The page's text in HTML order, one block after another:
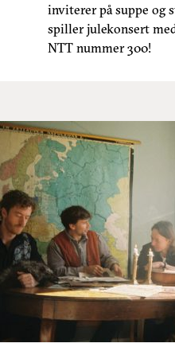
inviterer på suppe og
spiller julekonsert
NTT nummer 300!